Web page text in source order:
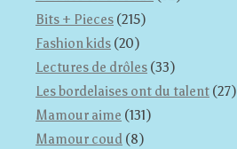
Bits + Pieces (215)
Fashion kids (20)
Lectures de drôles (33)
Les bordelaises ont du talent (27)
Mamour aime (131)
Mamour coud (8)